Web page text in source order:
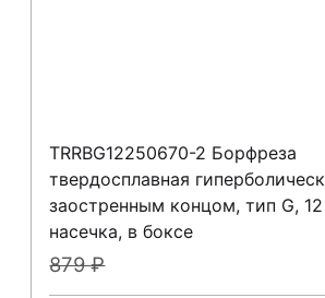
TRRBG12250670-2 Борфреза
твердосплавная
заостренным концом, тип G,
насечка, в боксе
879₽